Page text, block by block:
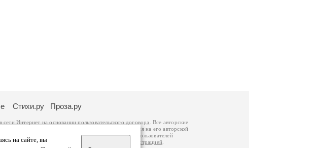
на сайте, вы
Стихи.ру Проза.ру
сети Интернет на основаниипользовательского договора
. Все авторские
согласия его автора, к которому вы можете обратиться на его авторской
законодательства Российской Федерации. Данные пользователей
информацию о портале связаться с администрацией